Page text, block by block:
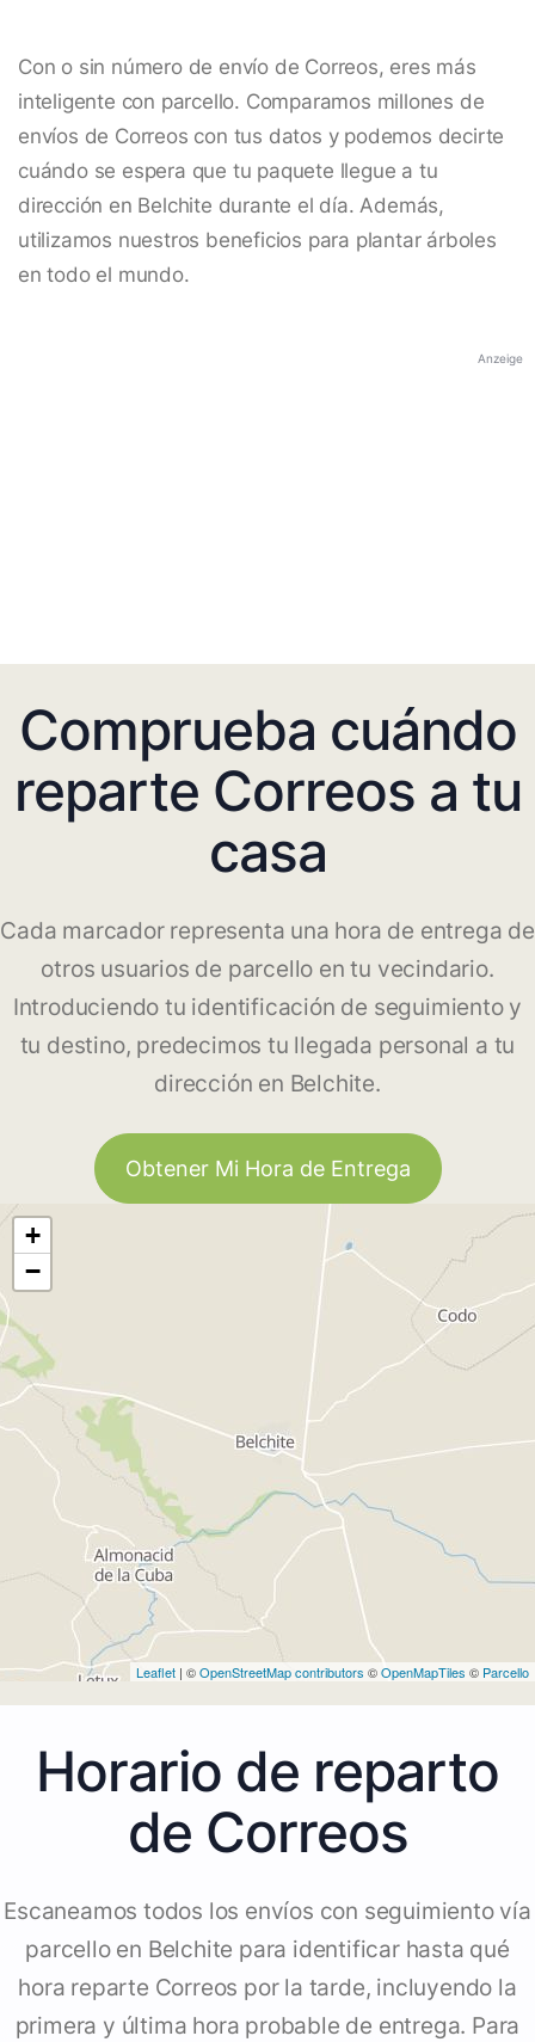
Con o sin número de envío de Correos, eres más
inteligente con parcello. Comparamos millones de
envíos de Correos con tus datos y podemos decirte
cuándo se espera que tu paquete llegue a tu
dirección en Belchite durante el día. Además,
utilizamos nuestros beneficios para plantar árboles
en todo el mundo.
Anzeige
Comprueba cuándo
reparte Correos a tu
casa
Cada marcador representa una hora de entrega de
otros usuarios de parcello en tu vecindario.
Introduciendo tu identificación de seguimiento y
tu destino, predecimos tu llegada personal a tu
dirección en Belchite.
Obtener Mi Hora de Entrega
+
−
Leaflet | ©OpenStreetMap contributors ©OpenMapTiles © Parcello
Horario de reparto
de Correos
Escaneamos todos los envíos con seguimiento vía
parcello en Belchite para identificar hasta qué
hora reparte Correos por la tarde, incluyendo la
primera y última hora probable de entrega. Para